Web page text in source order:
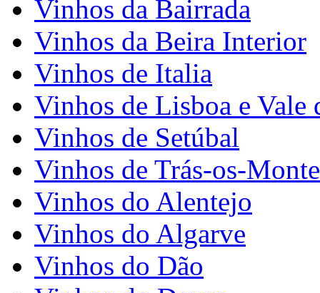
Vinhos da Bairrada
Vinhos da Beira Interior
Vinhos de Italia
Vinhos de Lisboa e Vale
Vinhos de Setúbal
Vinhos de Trás-os-
Vinhos do Alentejo
Vinhos do Algarve
Vinhos do Dão